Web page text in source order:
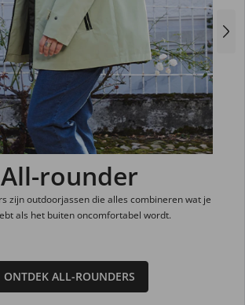
All-rounder
zijn outdoorjassen die alles combineren wat je
als het buiten oncomfortabel wordt.
ONTDEK ALL-ROUNDERS